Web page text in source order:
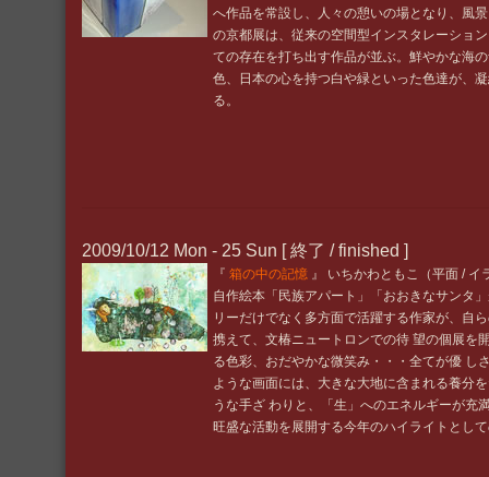
へ作品を常設し、人々の憩いの場となり、風
の京都展は、従来の空間型インスタレーショ
ての存在を打ち出す作品が並ぶ。鮮やかな海
色、日本の心を持つ白や緑といった色達が、
る。
2009/10/12 Mon - 25 Sun [ 終了 / finished ]
『 箱の中の記憶 』 いちかわともこ（平面 / イ
自作絵本「民族アパート」「おおきなサンタ
リーだけでなく多方面で活躍する作家が、自
携えて、文椿ニュートロンでの待 望の個展を
る色彩、おだやかな微笑み・・・全てが優 し
ような画面には、大きな大地に含まれる養分
うな手ざ わりと、「生」へのエネルギーが充
旺盛な活動を展開する今年のハイライトとし